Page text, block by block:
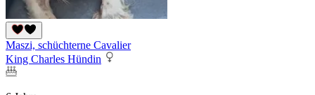
Maszi, schüchterne Cavalier
King Charles Hündin